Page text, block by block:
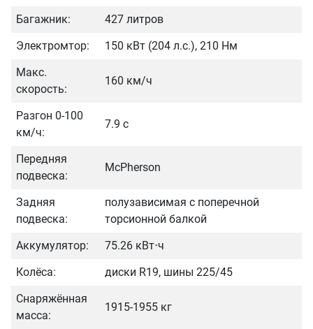
Багажник:
427 литров
Электромтор:
150 кВт (204 л.с.), 210 Нм
Макс.
скорость:
160 км/ч
Разгон 0-100
км/ч:
7.9 с
Передняя
подвеска:
McPherson
Задняя
подвеска:
полузависимая с поперечной
торсионной балкой
Аккумулятор:
75.26 кВт⋅ч
Колёса:
диски R19, шины 225/45
Снаряжённая
масса:
1915-1955 кг